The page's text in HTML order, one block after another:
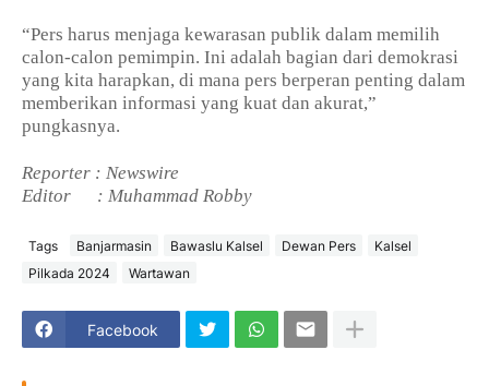
“Pers harus menjaga kewarasan publik dalam memilih
calon-calon pemimpin. Ini adalah bagian dari demokrasi
yang kita harapkan, di mana pers berperan penting dalam
memberikan informasi yang kuat dan akurat,”
pungkasnya.
Reporter : Newswire
Editor
: Muhammad Robby
Tags Banjarmasin Bawaslu Kalsel Dewan Pers
Kalsel
Pilkada 2024
Wartawan
Facebook